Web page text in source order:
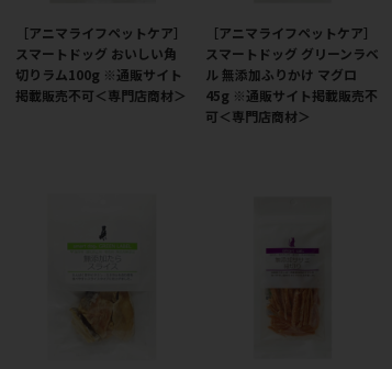
［アニマライフペットケア］
スマートドッグ おいしい角
切りラム100g ※通販サイト
掲載販売不可＜専門店商材＞
［アニマライフペットケア］
スマートドッグ グリーンラベ
ル 無添加ふりかけ マグロ
45g ※通販サイト掲載販売不
可＜専門店商材＞